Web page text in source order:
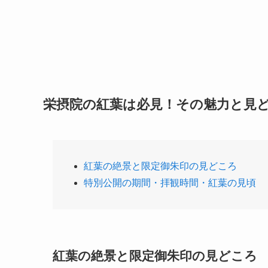
栄摂院の紅葉は必見！その魅力と見
紅葉の絶景と限定御朱印の見どころ
特別公開の期間・拝観時間・紅葉の見頃
紅葉の絶景と限定御朱印の見どころ